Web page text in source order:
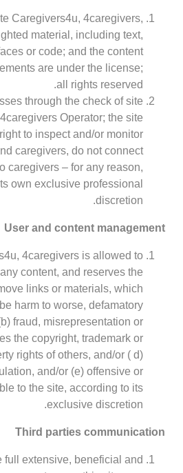
Caregivers4u, 4caregivers,
material, including text,
or code; and the content
are under the license;
all rights reserved.
through the check of site
Operator; the site
to inspect and/or monitor
caregivers, do not connect
caregivers – for any reason,
own exclusive professional
discretion.
User and content management
4caregivers is allowed to
content, and reserves the
links or materials, which
harm to worse, defamatory
fraud, misrepresentation or
the copyright, trademark or
rights of others, and/or ( d)
and/or (e) offensive or
to the site, according to its
exclusive discretion.
Third parties communication
full extensive, beneficial and